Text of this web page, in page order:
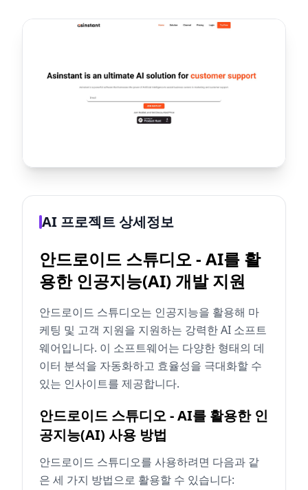
AI 프로젝트 상세정보
안드로이드 스튜디오 - AI를 활
용한 인공지능(AI) 개발 지원
안드로이드 스튜디오는 인공지능을 활용해 마
케팅 및 고객 지원을 지원하는 강력한 AI 소프트
웨어입니다. 이 소프트웨어는 다양한 형태의 데
이터 분석을 자동화하고 효율성을 극대화할 수
있는 인사이트를 제공합니다.
안드로이드 스튜디오 - AI를 활용한 인
공지능(AI) 사용 방법
안드로이드 스튜디오를 사용하려면 다음과 같
은 세 가지 방법으로 활용할 수 있습니다: